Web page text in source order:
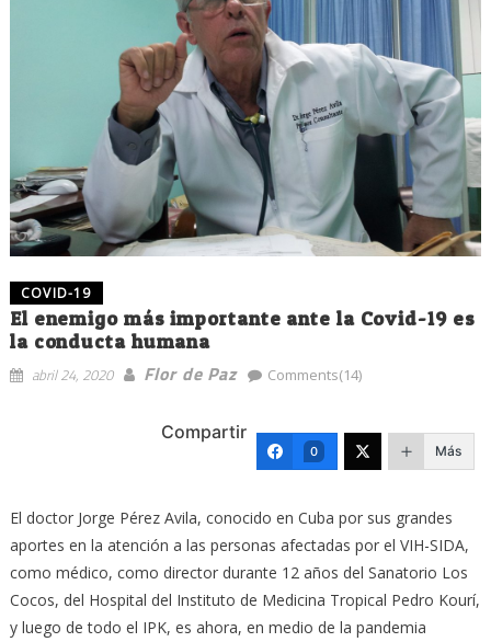
COVID-19
El enemigo más importante ante la Covid-19 es
la conducta humana
abril 24, 2020 Flor de Paz Comments(14)
Compartir
0 Más
El doctor Jorge Pérez Avila, conocido en Cuba por sus grandes
aportes en la atención a las personas afectadas por el VIH-SIDA,
como médico, como director durante 12 años del Sanatorio Los
Cocos, del Hospital del Instituto de Medicina Tropical Pedro Kourí,
y luego de todo el IPK, es ahora, en medio de la pandemia